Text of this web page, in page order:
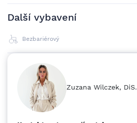
Další vybavení
Bezbariérový
Zuzana Wilczek, DiS.